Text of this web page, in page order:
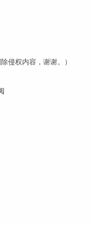
侵权内容，谢谢。）